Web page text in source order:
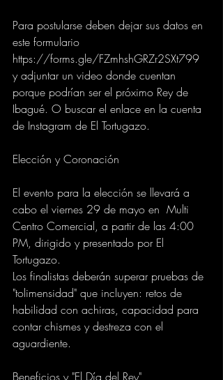
Para postularse deben dejar sus datos en
este formulario
https://forms.gle/FZmhshGRZr2SXt799
y adjuntar un video donde cuentan
porque podrían ser el próximo Rey de
Ibagué. O buscar el enlace en la cuenta
de Instagram de El Tortugazo.
Elección y Coronación
El evento para la elección se llevará a
cabo el viernes 29 de mayo en  Multi
Centro Comercial, a partir de las 4:00
PM, dirigido y presentado por El
Tortugazo.
Los finalistas deberán superar pruebas de
"tolimensidad" que incluyen: retos de
habilidad con achiras, capacidad para
contar chismes y destreza con el
aguardiente.
Beneficios y "El Día del Rey"